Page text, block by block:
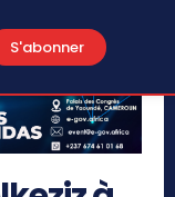
S'abonner